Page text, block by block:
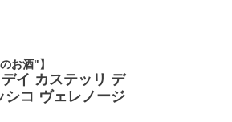
お酒"】
イ カステッリ デ
シコ ヴェレノージ